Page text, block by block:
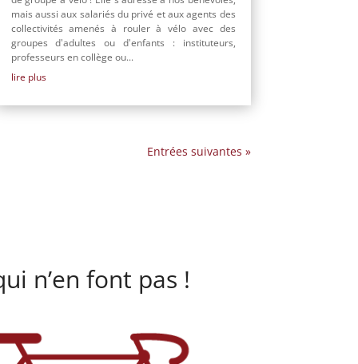
mais aussi aux salariés du privé et aux agents des
collectivités amenés à rouler à vélo avec des
groupes d'adultes ou d'enfants : instituteurs,
professeurs en collège ou...
lire plus
Entrées suivantes »
n’en font pas !